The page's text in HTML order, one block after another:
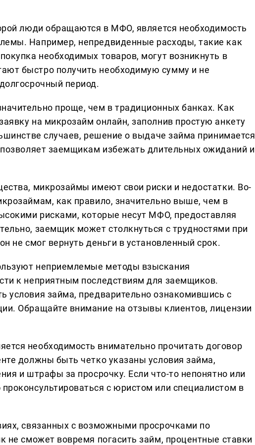
люди обращаются в МФО, является необходимость
Например, непредвиденные расходы, такие как
необходимых товаров, могут возникнуть в
быстро получить необходимую сумму и не
период.
проще, чем в традиционных банках. Как
на микрозайм онлайн, заполнив простую анкету
случаев, решение о выдаче займа принимается
заемщикам избежать длительных ожиданий и
микрозаймы имеют свои риски и недостатки. Во-
как правило, значительно выше, чем в
рисками, которые несут МФО, предоставляя
заемщик может столкнуться с трудностями при
не смог вернуть деньги в установленный срок.
неприемлемые методы взыскания
к неприятным последствиям для заемщиков.
условия займа, предварительно ознакомившись с
Обращайте внимание на отзывы клиентов, лицензии
необходимость внимательно прочитать договор
должны быть четко указаны условия займа,
и штрафы за просрочку. Если что-то непонятно или
с юристом или специалистом в
связанных с возможными просрочками по
не сможет вовремя погасить займ, процентные ставки